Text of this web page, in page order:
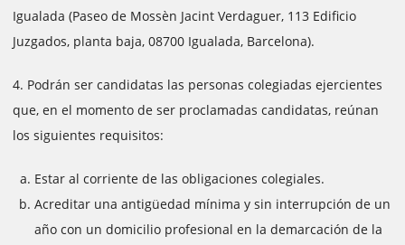
Igualada (Paseo de Mossèn Jacint Verdaguer, 113 Edificio
Juzgados, planta baja, 08700 Igualada, Barcelona).
4. Podrán ser candidatas las personas colegiadas ejercientes
que, en el momento de ser proclamadas candidatas, reúnan
los siguientes requisitos:
Estar al corriente de las obligaciones colegiales.
Acreditar una antigüedad mínima y sin interrupción de un
año con un domicilio profesional en la demarcación de la